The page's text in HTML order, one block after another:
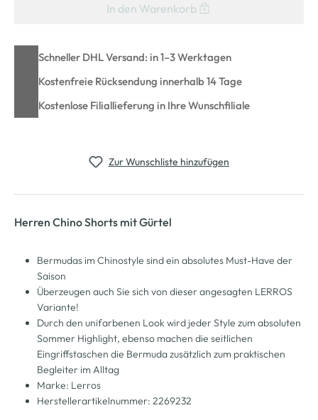
In den Warenkorb
Schneller DHL Versand: in 1–3 Werktagen
Kostenfreie Rücksendung innerhalb 14 Tage
Kostenlose Filiallieferung in Ihre Wunschfiliale
Zur Wunschliste hinzufügen
Herren Chino Shorts mit Gürtel
Bermudas im Chinostyle sind ein absolutes Must-Have der
Saison
Überzeugen auch Sie sich von dieser angesagten LERROS
Variante!
Durch den unifarbenen Look wird jeder Style zum absoluten
Sommer Highlight, ebenso machen die seitlichen
Eingriffstaschen die Bermuda zusätzlich zum praktischen
Begleiter im Alltag
Marke: Lerros
Herstellerartikelnummer: 2269232